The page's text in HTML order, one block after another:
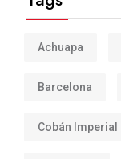
Achuapa
Barcelona
Cobán Imperial